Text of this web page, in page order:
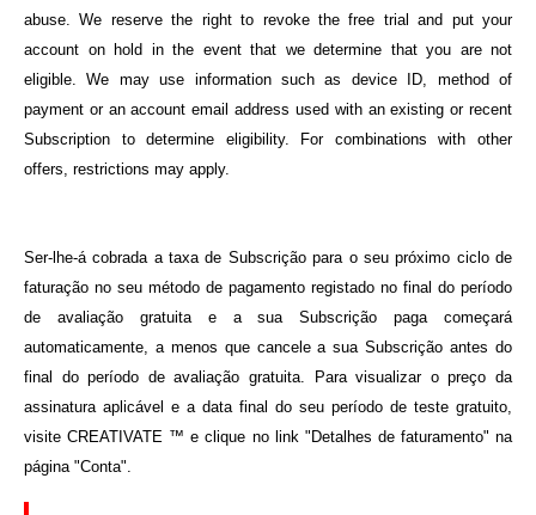
abuse. We reserve the right to revoke the free trial and put your
account on hold in the event that we determine that you are not
eligible. We may use information such as device ID, method of
payment or an account email address used with an existing or recent
Subscription to determine eligibility. For combinations with other
offers, restrictions may apply.
Ser-lhe-á cobrada a taxa de Subscrição para o seu próximo ciclo de
faturação no seu método de pagamento registado no final do período
de avaliação gratuita e a sua Subscrição paga começará
automaticamente, a menos que cancele a sua Subscrição antes do
final do período de avaliação gratuita. Para visualizar o preço da
assinatura aplicável e a data final do seu período de teste gratuito,
visite CREATIVATE ™ e clique no link "Detalhes de faturamento" na
página "Conta".